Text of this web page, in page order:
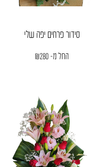
סידור פרחים יפה שלי
החל מ- ₪280